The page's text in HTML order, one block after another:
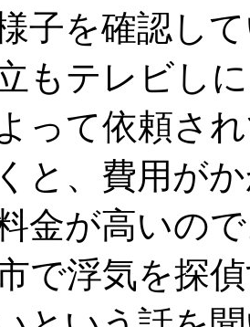
子を確認し
もテレビし
って依頼さ
と、費用が
金が高いの
で浮気を探